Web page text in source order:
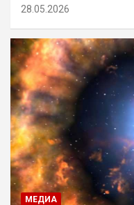
28.05.2026
МЕДИА